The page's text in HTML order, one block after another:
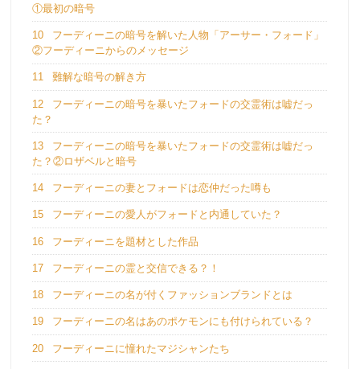
①最初の暗号
10
フーディーニの暗号を解いた人物「アーサー・フォード」
②フーディーニからのメッセージ
11 難解な暗号の解き方
12
フーディーニの暗号を暴いたフォードの交霊術は嘘だっ
た？
13
フーディーニの暗号を暴いたフォードの交霊術は嘘だっ
た？②ロザベルと暗号
14 フーディーニの妻とフォードは恋仲だった噂も
15 フーディーニの愛人がフォードと内通していた？
16 フーディーニを題材とした作品
17 フーディーニの霊と交信できる？！
18 フーディーニの名が付くファッションブランドとは
19 フーディーニの名はあのポケモンにも付けられている？
20 フーディーニに憧れたマジシャンたち